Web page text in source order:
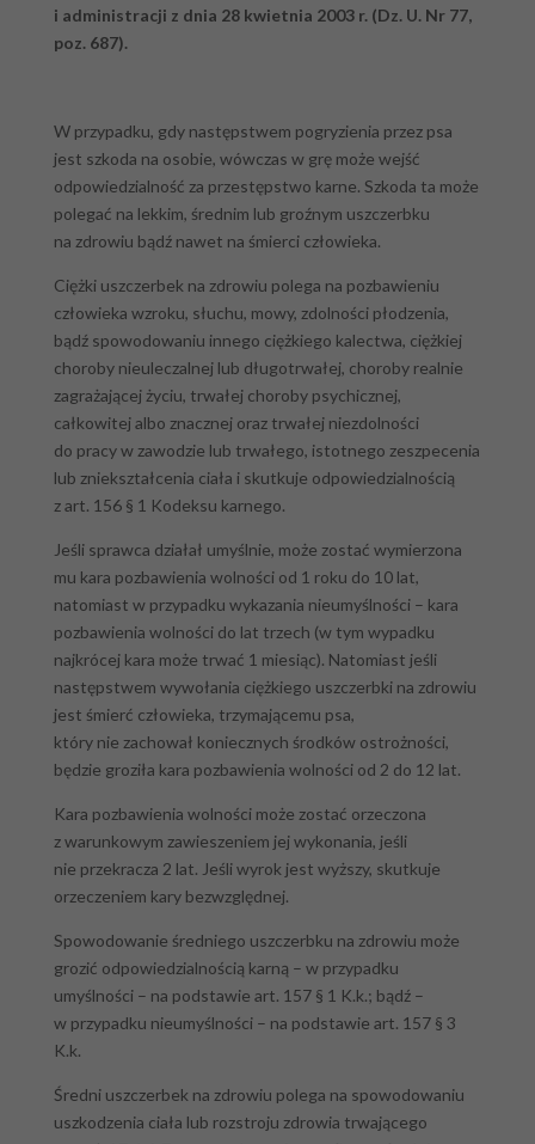
i administracji z dnia 28 kwietnia 2003 r. (Dz. U. Nr 77,
poz. 687).
W przypadku, gdy następstwem pogryzienia przez psa
jest szkoda na osobie, wówczas w grę może wejść
odpowiedzialność za przestępstwo karne. Szkoda ta może
polegać na lekkim, średnim lub groźnym uszczerbku
na zdrowiu bądź nawet na śmierci człowieka.
Ciężki uszczerbek na zdrowiu polega na pozbawieniu
człowieka wzroku, słuchu, mowy, zdolności płodzenia,
bądź spowodowaniu innego ciężkiego kalectwa, ciężkiej
choroby nieuleczalnej lub długotrwałej, choroby realnie
zagrażającej życiu, trwałej choroby psychicznej,
całkowitej albo znacznej oraz trwałej niezdolności
do pracy w zawodzie lub trwałego, istotnego zeszpecenia
lub zniekształcenia ciała i skutkuje odpowiedzialnością
z art. 156 § 1 Kodeksu karnego.
Jeśli sprawca działał umyślnie, może zostać wymierzona
mu kara pozbawienia wolności od 1 roku do 10 lat,
natomiast w przypadku wykazania nieumyślności – kara
pozbawienia wolności do lat trzech (w tym wypadku
najkrócej kara może trwać 1 miesiąc). Natomiast jeśli
następstwem wywołania ciężkiego uszczerbki na zdrowiu
jest śmierć człowieka, trzymającemu psa,
który nie zachował koniecznych środków ostrożności,
będzie groziła kara pozbawienia wolności od 2 do 12 lat.
Kara pozbawienia wolności może zostać orzeczona
z warunkowym zawieszeniem jej wykonania, jeśli
nie przekracza 2 lat. Jeśli wyrok jest wyższy, skutkuje
orzeczeniem kary bezwzględnej.
Spowodowanie średniego uszczerbku na zdrowiu może
grozić odpowiedzialnością karną – w przypadku
umyślności – na podstawie art. 157 § 1 K.k.; bądź –
w przypadku nieumyślności – na podstawie art. 157 § 3
K.k.
Średni uszczerbek na zdrowiu polega na spowodowaniu
uszkodzenia ciała lub rozstroju zdrowia trwającego